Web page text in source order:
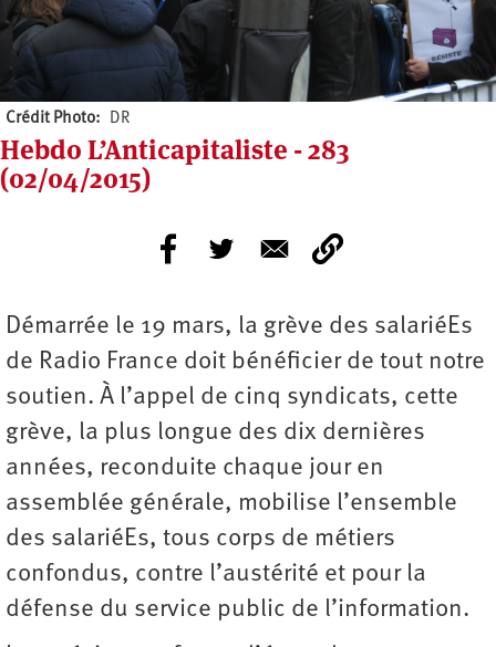
Crédit Photo DR
Hebdo L’Anticapitaliste - 283
(02/04/2015)
Démarrée le 19 mars, la grève des salariéEs
de Radio France doit bénéficier de tout notre
soutien. À l’appel de cinq syndicats, cette
grève, la plus longue des dix dernières
années, reconduite chaque jour en
assemblée générale, mobilise l’ensemble
des salariéEs, tous corps de métiers
confondus, contre l’austérité et pour la
défense du service public de l’information.